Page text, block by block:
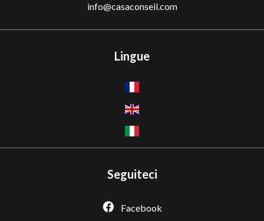
info@casaconseil.com
Lingue
Seguiteci
Facebook